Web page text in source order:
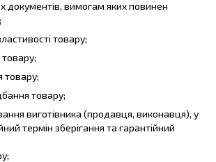
документів, вимогам яких повинен
товару;
товару;
товару;
виготівника (продавця, виконавця), у
термін зберігання та гарантійний